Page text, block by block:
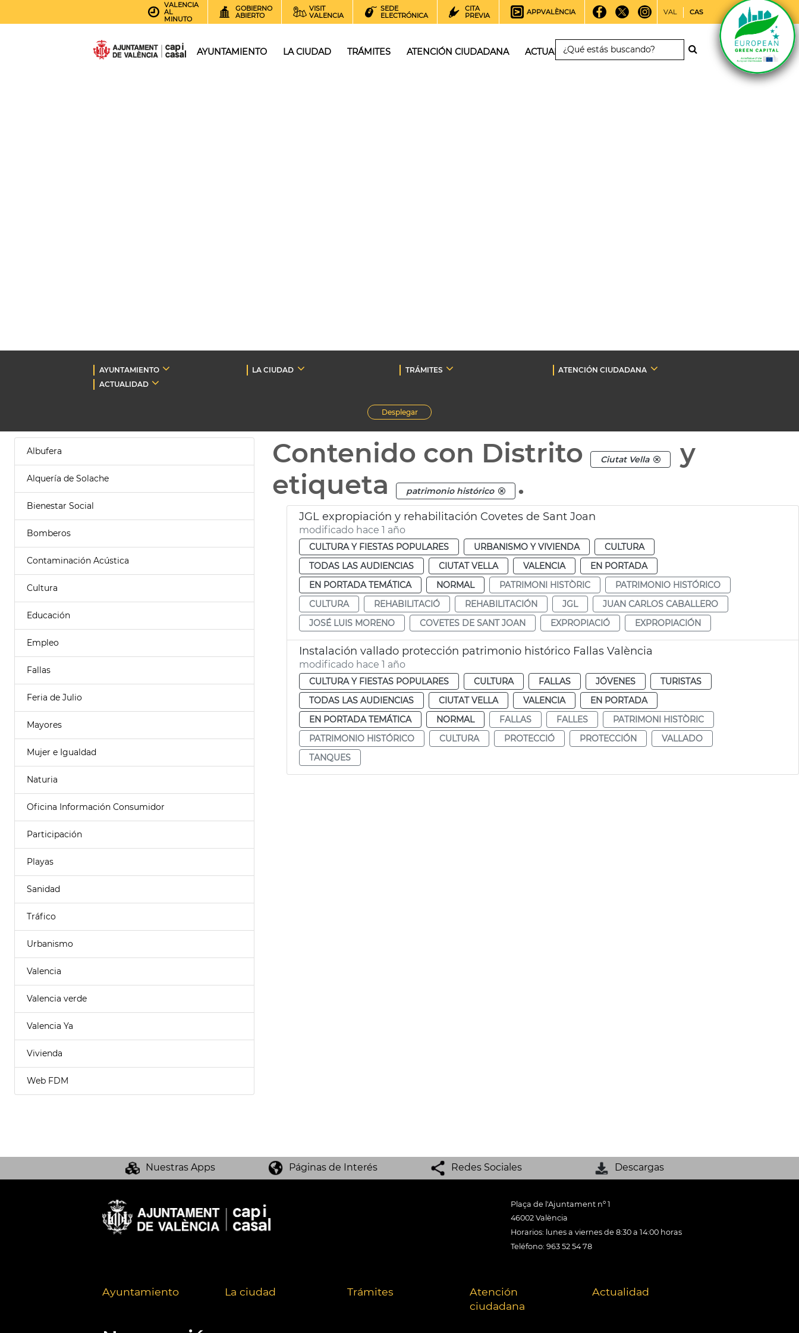
VALENCIA
AL
MINUTO
GOBIERNO
ABIERTO
VISIT
VALENCIA
SEDE
ELECTRÓNICA
CITA
PREVIA
APPVALÈNCIA VAL CAS
AYUNTAMIENTO LA CIUDAD TRÁMITES ATENCIÓN CIUDADANA ACTUALIDAD
AYUNTAMIENTO LA CIUDAD TRÁMITES
ATENCIÓN CIUDADANA
ACTUALIDAD
Desplegar
Albufera
Alquería de Solache
Bienestar Social
Bomberos
Contaminación Acústica
Cultura
Educación
Empleo
Fallas
Feria de Julio
Mayores
Mujer e Igualdad
Naturia
Oficina Información Consumidor
Participación
Playas
Sanidad
Tráfico
Urbanismo
Valencia
Valencia verde
Valencia Ya
Vivienda
Web FDM
Contenido con Distrito Ciutat Vella
y
etiqueta
patrimonio histórico .
JGL expropiación y rehabilitación Covetes de Sant Joan
modificado hace 1 año
CULTURA Y FIESTAS POPULARES URBANISMO Y VIVIENDA
CULTURA
TODAS LAS AUDIENCIAS
CIUTAT VELLA VALENCIA
EN PORTADA
EN PORTADA TEMÁTICA
NORMAL PATRIMONI HISTÒRIC
PATRIMONIO HISTÓRICO
CULTURA
REHABILITACIÓ REHABILITACIÓN JGL
JUAN CARLOS CABALLERO
JOSÉ LUIS MORENO
COVETES DE SANT JOAN EXPROPIACIÓ EXPROPIACIÓN
Instalación vallado protección patrimonio histórico Fallas València
modificado hace 1 año
CULTURA Y FIESTAS POPULARES CULTURA FALLAS JÓVENES
TURISTAS
TODAS LAS AUDIENCIAS
CIUTAT VELLA VALENCIA
EN PORTADA
EN PORTADA TEMÁTICA
NORMAL FALLAS FALLES
PATRIMONI HISTÒRIC
PATRIMONIO HISTÓRICO
CULTURA PROTECCIÓ PROTECCIÓN
VALLADO
TANQUES
Nuestras Apps Páginas de Interés Redes Sociales Descargas
Plaça de l'Ajuntament nº 1
46002 València
Horarios: lunes a viernes de 8:30 a 14:00 horas
Teléfono: 963 52 54 78
Ayuntamiento La ciudad Trámites
Atención
ciudadana
Actualidad